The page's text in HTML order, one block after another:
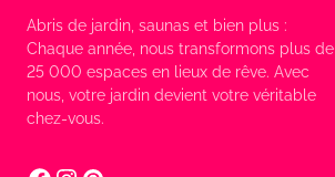
Abris de jardin, saunas et bien plus :
Chaque année, nous transformons plus de
25 000 espaces en lieux de rêve. Avec
nous, votre jardin devient votre véritable
chez-vous.